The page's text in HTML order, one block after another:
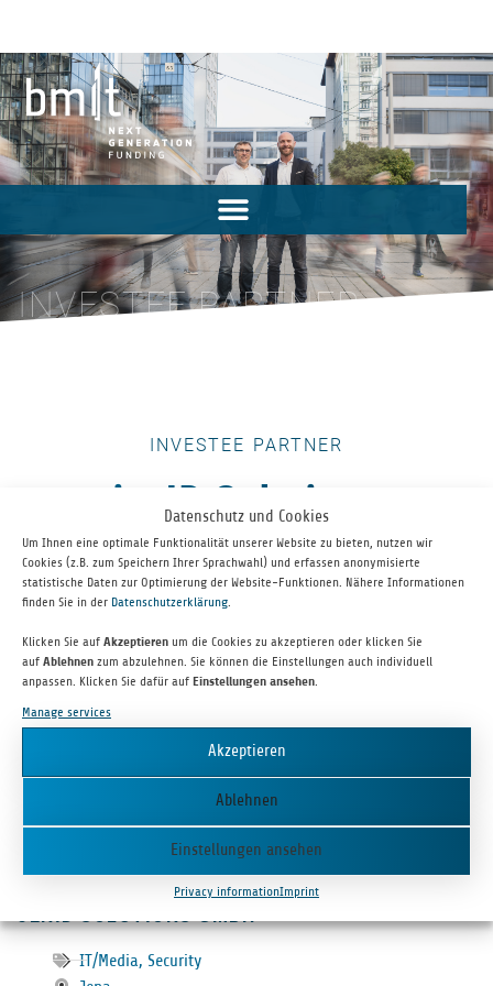
Datenschutz und Cookies
Um Ihnen eine optimale Funktionalität unserer Website zu bieten, nutzen wir
Cookies (z.B. zum Speichern Ihrer Sprachwahl) und erfassen anonymisierte
statistische Daten zur Optimierung der Website-Funktionen. Nähere Informationen
finden Sie in der Datenschutzerklärung
Klicken Sie auf Akzeptieren um die Cookies zu akzeptieren oder klicken Sie
auf Ablehnen zum abzulehnen. Sie können die Einstellungen auch individuell
anpassen. Klicken Sie dafür auf Einstellungen ansehen
Manage services
Akzeptieren
Ablehnen
Einstellungen ansehen
Privacy informationImprint
INVESTEE PARTNER
INVESTEE PARTNER
jenID Solutions
IT/Media, Security
tomer) soft­ware solu­tions. The com­pany serves both pub­lic and